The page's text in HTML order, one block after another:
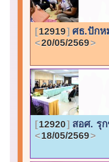
12919 ศธ.ปักห
20/05/2569
12920 สอศ. รุ
18/05/2569